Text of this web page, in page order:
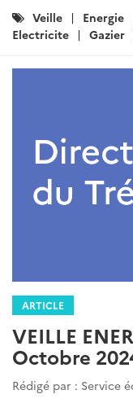
Catégories
:
Veille Energie
Electricite
Gazier
ARTICLE
VEILLE
Octobre
Rédigé par : Service